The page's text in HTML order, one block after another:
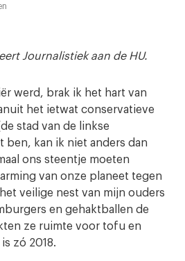
Journalistiek aan de HU.
werd, brak ik het hart van
het ietwat conservatieve
stad van de linkse
ben, kan ik niet anders dan
ons steentje moeten
van onze planeet tegen
veilige nest van mijn ouders
en gehaktballen de
ze ruimte voor tofu en
zó 2018.